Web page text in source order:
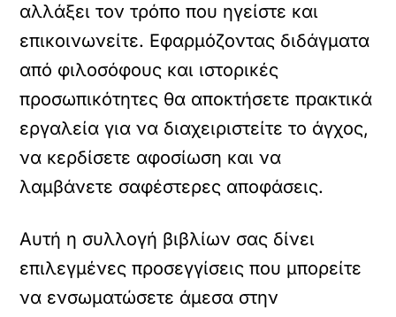
αλλάξει τον τρόπο που ηγείστε και
επικοινωνείτε. Εφαρμόζοντας διδάγματα
από φιλοσόφους και ιστορικές
προσωπικότητες θα αποκτήσετε πρακτικά
εργαλεία για να διαχειριστείτε το άγχος,
να κερδίσετε αφοσίωση και να
λαμβάνετε σαφέστερες αποφάσεις.
Αυτή η συλλογή βιβλίων σας δίνει
επιλεγμένες προσεγγίσεις που μπορείτε
να ενσωματώσετε άμεσα στην